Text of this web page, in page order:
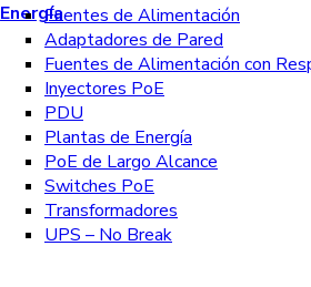
EnergíaFuentes de Alimentación
Adaptadores de Pared
Fuentes de Alimentación con
Inyectores PoE
PDU
Plantas de Energía
PoE de Largo Alcance
Switches PoE
Transformadores
UPS – No Break